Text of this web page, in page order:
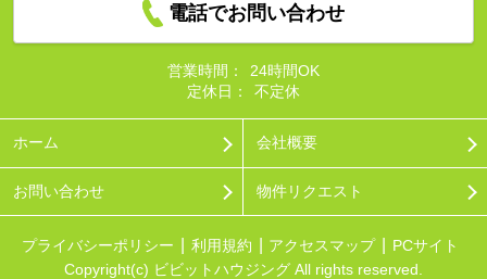
電話でお問い合わせ
営業時間：
24時間OK
定休日：
不定休
ホーム 会社概要
お問い合わせ 物件リクエスト
プライバシーポリシー 利用規約 アクセスマップ
PCサイト
Copyright(c) ビビットハウジング All rights reserved.